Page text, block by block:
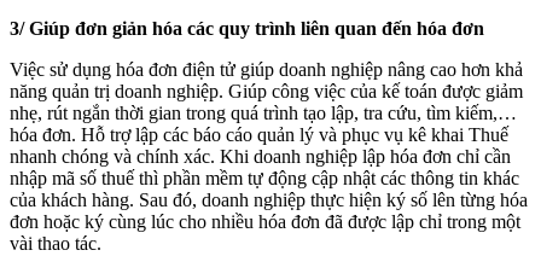
3/ Giúp đơn giản hóa các quy trình liên quan đến hóa đơn
Việc sử dụng hóa đơn điện tử giúp doanh nghiệp nâng cao hơn khả
năng quản trị doanh nghiệp. Giúp công việc của kế toán được giảm
nhẹ, rút ngắn thời gian trong quá trình tạo lập, tra cứu, tìm kiếm,…
hóa đơn. Hỗ trợ lập các báo cáo quản lý và phục vụ kê khai Thuế
nhanh chóng và chính xác. Khi doanh nghiệp lập hóa đơn chỉ cần
nhập mã số thuế thì phần mềm tự động cập nhật các thông tin khác
của khách hàng. Sau đó, doanh nghiệp thực hiện ký số lên từng hóa
đơn hoặc ký cùng lúc cho nhiều hóa đơn đã được lập chỉ trong một
vài thao tác.